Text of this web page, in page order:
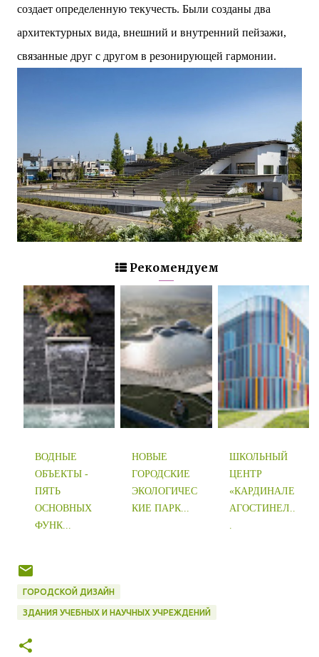
создает определенную текучесть. Были созданы два
архитектурных вида, внешний и внутренний пейзажи,
связанные друг с другом в резонирующей гармонии.
Рекомендуем
ВОДНЫЕ
ОБЪЕКТЫ -
ПЯТЬ
ОСНОВНЫХ
ФУНК...
НОВЫЕ
ГОРОДСКИЕ
ЭКОЛОГИЧЕС
КИЕ ПАРК...
ШКОЛЬНЫЙ
ЦЕНТР
«КАРДИНАЛЕ
АГОСТИНЕЛ..
ГОРОДСКОЙ ДИЗАЙН
ЗДАНИЯ УЧЕБНЫХ И НАУЧНЫХ УЧРЕЖДЕНИЙ